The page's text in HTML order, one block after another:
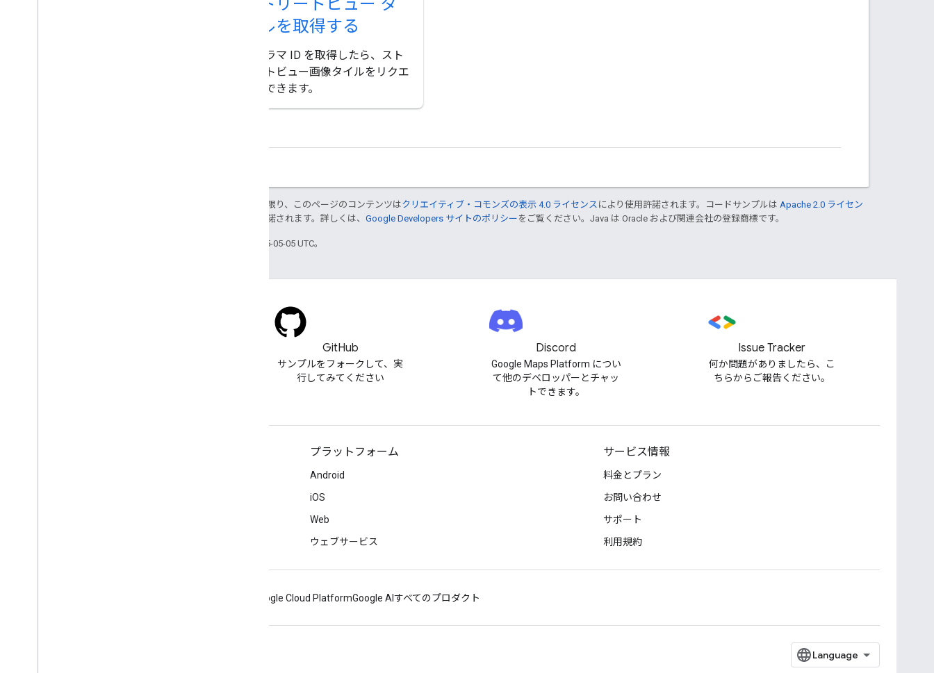
ストリートビュー タ
イルを取得する
パノラマ ID を取得したら、スト
リートビュー画像タイルをリクエ
ストできます。
特に記載のない限り、このページのコンテンツはクリエイティブ・コモンズの表示 4.0 ライセンス により使用許諾されます。コードサンプルは Apache 2.0 ライセン
により使用許諾されます。詳しくは、 Google Developers サイトのポリシー をご覧ください。Java は Oracle および関連会社の登録商標です。
最終更新日 2025-05-05 UTC。
GitHub
サンプルをフォークして、実
行してみてください
Discord
Google Maps Platform につい
て他のデベロッパーとチャッ
トできます。
Issue Tracker
何か問題がありましたら、こ
ちらからご報告ください。
プラットフォーム
Android
iOS
Web
ウェブサービス
サービス情報
料金とプラン
お問い合わせ
サポート
利用規約
Google Cloud PlatformGoogle AIすべてのプロダクト